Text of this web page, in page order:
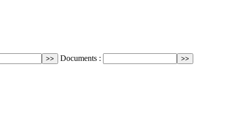
Documents :